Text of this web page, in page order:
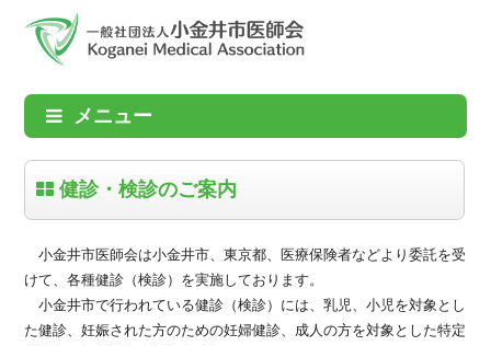
メニュー
健診・検診のご案内
小金井市医師会は小金井市、東京都、医療保険者などより委託を受
けて、各種健診（検診）を実施しております。
小金井市で行われている健診（検診）には、乳児、小児を対象とし
た健診、妊娠された方のための妊婦健診、成人の方を対象とした特定